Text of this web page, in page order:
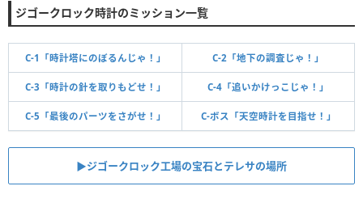
ジゴークロック時計のミッション一覧
C-1「時計塔にのぼるんじゃ！」 C-2「地下の調査じゃ！」
C-3「時計の針を取りもどせ！」 C-4「追いかけっこじゃ！」
C-5「最後のパーツをさがせ！」 C-ボス「天空時計を目指せ！」
▶︎ジゴークロック工場の宝石とテレサの場所